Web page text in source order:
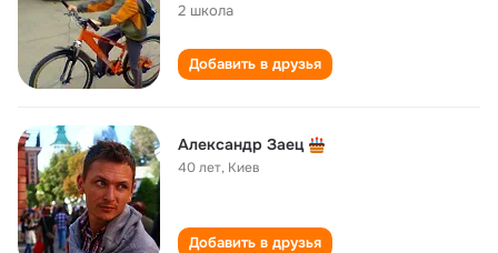
2 школа
Добавить в друзья
Александр Заец
40 лет, Киев
Добавить в друзья